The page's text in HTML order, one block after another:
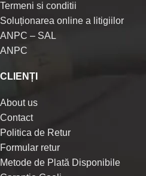
Termeni si conditii
Soluționarea online a litigiilor
ANPC – SAL
ANPC
CLIENȚI
About us
Contact
Politica de Retur
Formular retur
Metode de Plată Disponibile